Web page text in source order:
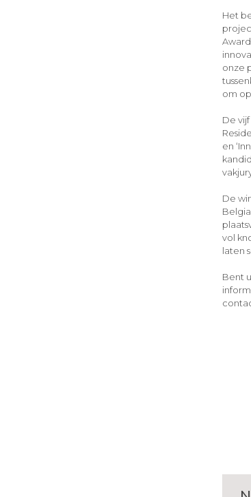
Het
onze
om
De
en
De
vol
laten
Bent